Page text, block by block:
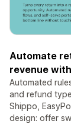
Automate
revenue
Automated
and refund
Shippo,
design: offer